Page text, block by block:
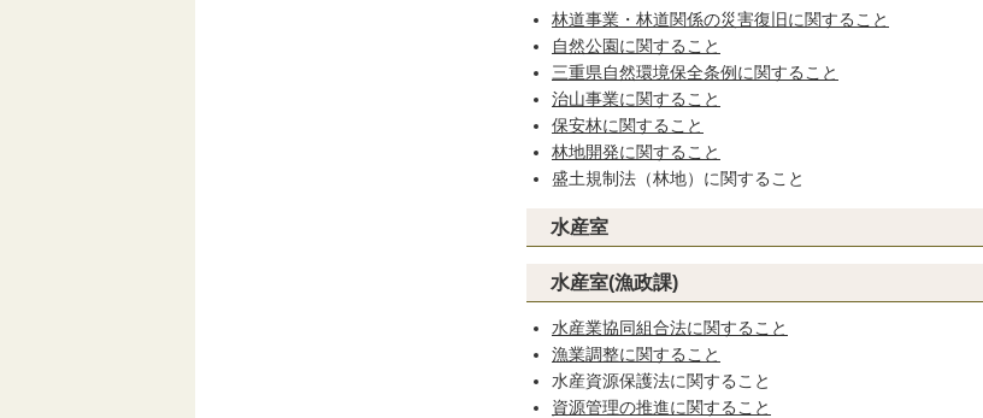
林道事業・林道関係の災害復旧に関すること
自然公園に関すること
三重県自然環境保全条例に関すること
治山事業に関すること
保安林に関すること
林地開発に関すること
盛土規制法（林地）に関すること
水産室
水産室(漁政課)
水産業協同組合法に関すること
漁業調整に関すること
水産資源保護法に関すること
資源管理の推進に関すること